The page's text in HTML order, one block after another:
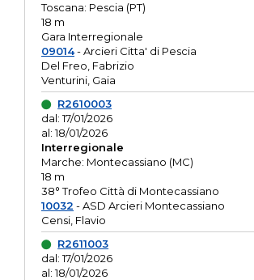
Toscana: Pescia (PT)
18 m
Gara Interregionale
09014- Arcieri Citta' di Pescia
Del Freo, Fabrizio
Venturini, Gaia
R2610003
dal: 17/01/2026
al: 18/01/2026
Interregionale
Marche: Montecassiano (MC)
18 m
38° Trofeo Città di Montecassiano
10032 - ASD Arcieri Montecassiano
Censi, Flavio
R2611003
dal: 17/01/2026
al: 18/01/2026